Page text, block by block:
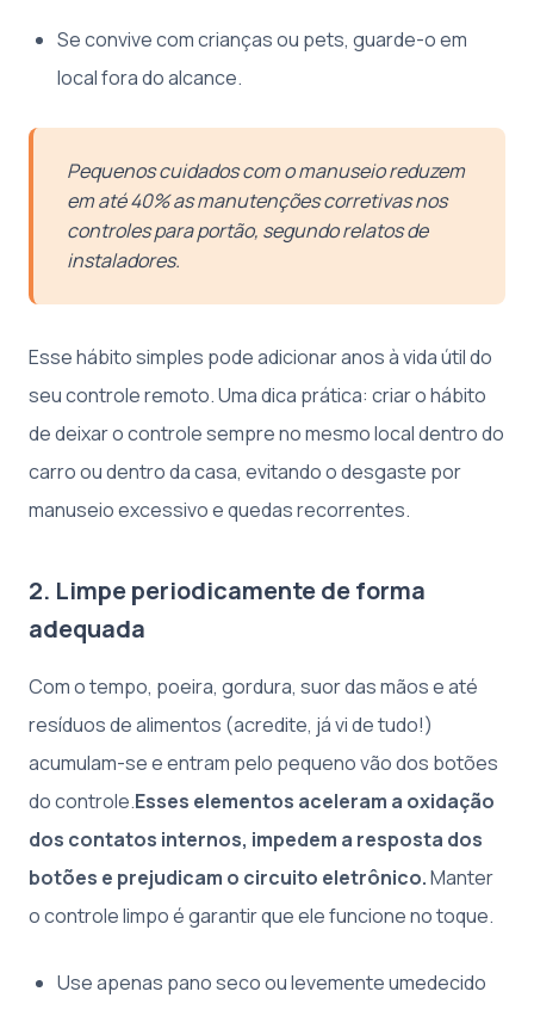
Se convive com crianças ou pets, guarde-o em
local fora do alcance.
Pequenos cuidados com o manuseio reduzem
em até 40% as manutenções corretivas nos
controles para portão, segundo relatos de
instaladores.
Esse hábito simples pode adicionar anos à vida útil do
seu controle remoto. Uma dica prática: criar o hábito
de deixar o controle sempre no mesmo local dentro do
carro ou dentro da casa, evitando o desgaste por
manuseio excessivo e quedas recorrentes.
2. Limpe periodicamente de forma
adequada
Com o tempo, poeira, gordura, suor das mãos e até
resíduos de alimentos (acredite, já vi de tudo!)
acumulam-se e entram pelo pequeno vão dos botões
do controle.Esses elementos aceleram a oxidação
dos contatos internos, impedem a resposta dos
botões e prejudicam o circuito eletrônico.Manter
o controle limpo é garantir que ele funcione no toque.
Use apenas pano seco ou levemente umedecido